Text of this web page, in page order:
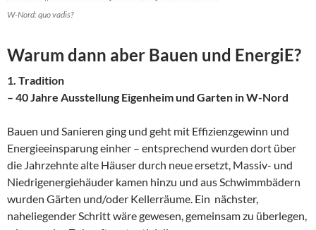
W-Nord: quo vadis?
Warum dann aber Bauen und EnergiE?
1. Tradition
– 40 Jahre Ausstellung Eigenheim und Garten in W-Nord
Bauen und Sanieren ging und geht mit Effizienzgewinn und
Energieeinsparung einher – entsprechend wurden dort über
die Jahrzehnte alte Häuser durch neue ersetzt, Massiv- und
Niedrigenergiehäuder kamen hinzu und aus Schwimmbädern
wurden Gärten und/oder Kellerräume. Ein nächster,
naheliegender Schritt wäre gewesen, gemeinsam zu überlegen,